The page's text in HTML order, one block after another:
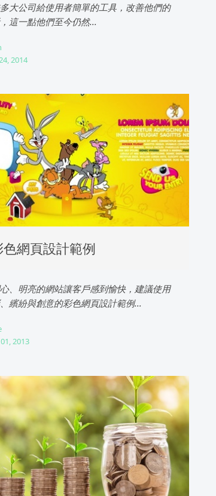
大公司給使用者簡單的工具，改善他們的
這一點他們至今仍然...
2014
網頁設計範例
、明亮的網站讓客戶感到愉快，建議使用
繽紛與創意的彩色網頁設計範例...
2013